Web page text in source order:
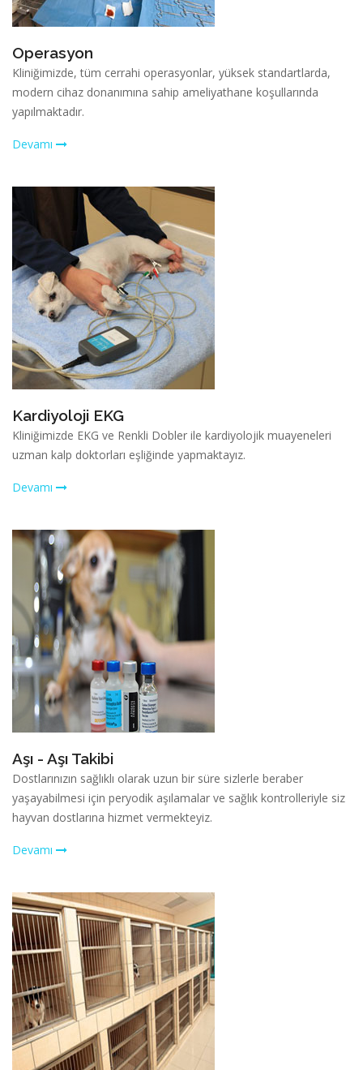
Operasyon
Kliniğimizde, tüm cerrahi operasyonlar, yüksek standartlarda,
modern cihaz donanımına sahip ameliyathane koşullarında
yapılmaktadır.
Devamı
Kardiyoloji EKG
Kliniğimizde EKG ve Renkli Dobler ile kardiyolojik muayeneleri
uzman kalp doktorları eşliğinde yapmaktayız.
Devamı
Aşı - Aşı Takibi
Dostlarınızın sağlıklı olarak uzun bir süre sizlerle beraber
yaşayabilmesi için peryodik aşılamalar ve sağlık kontrolleriyle siz
hayvan dostlarına hizmet vermekteyiz.
Devamı